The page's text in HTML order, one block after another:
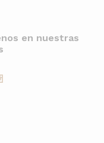
en nuestras